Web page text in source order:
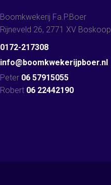
Boomkwekerij Fa.P.Boer
Rijneveld 26, 2771 XV Boskoop
0172-217308
info@boomkwekerijpboer.nl
Peter 06 57915055
Robert 06 22442190